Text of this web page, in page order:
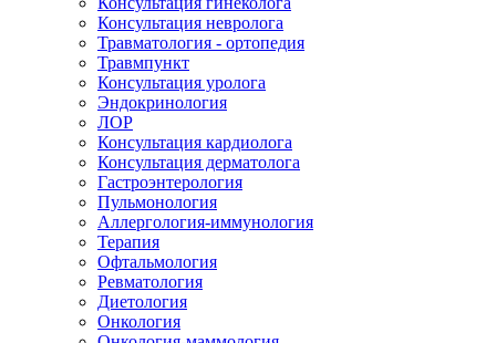
Консультация невролога
Травматология - ортопедия
Травмпункт
Консультация уролога
Эндокринология
ЛОР
Консультация кардиолога
Консультация дерматолога
Гастроэнтерология
Пульмонология
Аллергология-иммунология
Терапия
Офтальмология
Ревматология
Диетология
Онкология